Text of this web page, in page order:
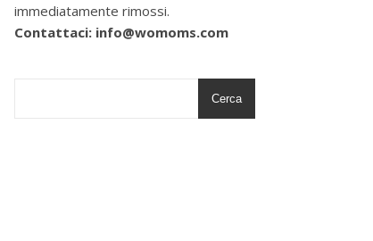
immediatamente rimossi.
Contattaci: info@womoms.com
Cerca